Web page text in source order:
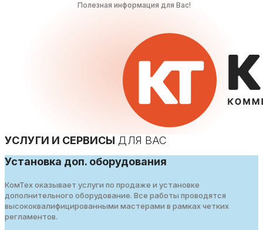
Полезная информация для Вас!
УСЛУГИ И СЕРВИСЫ ДЛЯ ВАС
Установка доп. оборудования
КомТех оказывает услуги по продаже и установке
дополнительного оборудование. Все работы проводятся
высококвалифицированными мастерами в рамках четких
регламентов.